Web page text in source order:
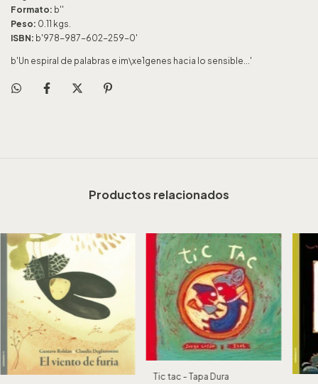
Formato: b''
Peso: 0.11 kgs.
ISBN: b'978-987-602-259-0'
b'Un espiral de palabras e im\xe1genes hacia lo sensible...'
Productos relacionados
Tic tac - Tapa Dura